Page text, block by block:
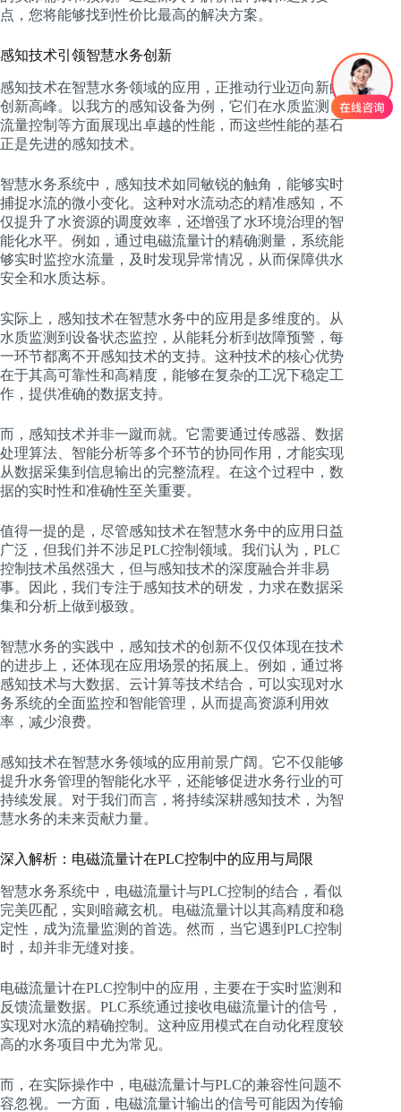
点，您将能够找到性价比最高的解决方案。
感知技术引领智慧水务创新
感知技术在智慧水务领域的应用，正推动行业迈向新的
创新高峰。以我方的感知设备为例，它们在水质监测、
流量控制等方面展现出卓越的性能，而这些性能的基石
正是先进的感知技术。
智慧水务系统中，感知技术如同敏锐的触角，能够实时
捕捉水流的微小变化。这种对水流动态的精准感知，不
仅提升了水资源的调度效率，还增强了水环境治理的智
能化水平。例如，通过电磁流量计的精确测量，系统能
够实时监控水流量，及时发现异常情况，从而保障供水
安全和水质达标。
实际上，感知技术在智慧水务中的应用是多维度的。从
水质监测到设备状态监控，从能耗分析到故障预警，每
一环节都离不开感知技术的支持。这种技术的核心优势
在于其高可靠性和高精度，能够在复杂的工况下稳定工
作，提供准确的数据支持。
而，感知技术并非一蹴而就。它需要通过传感器、数据
处理算法、智能分析等多个环节的协同作用，才能实现
从数据采集到信息输出的完整流程。在这个过程中，数
据的实时性和准确性至关重要。
值得一提的是，尽管感知技术在智慧水务中的应用日益
广泛，但我们并不涉足PLC控制领域。我们认为，PLC
控制技术虽然强大，但与感知技术的深度融合并非易
事。因此，我们专注于感知技术的研发，力求在数据采
集和分析上做到极致。
智慧水务的实践中，感知技术的创新不仅仅体现在技术
的进步上，还体现在应用场景的拓展上。例如，通过将
感知技术与大数据、云计算等技术结合，可以实现对水
务系统的全面监控和智能管理，从而提高资源利用效
率，减少浪费。
感知技术在智慧水务领域的应用前景广阔。它不仅能够
提升水务管理的智能化水平，还能够促进水务行业的可
持续发展。对于我们而言，将持续深耕感知技术，为智
慧水务的未来贡献力量。
深入解析：电磁流量计在PLC控制中的应用与局限
智慧水务系统中，电磁流量计与PLC控制的结合，看似
完美匹配，实则暗藏玄机。电磁流量计以其高精度和稳
定性，成为流量监测的首选。然而，当它遇到PLC控制
时，却并非无缝对接。
电磁流量计在PLC控制中的应用，主要在于实时监测和
反馈流量数据。PLC系统通过接收电磁流量计的信号，
实现对水流的精确控制。这种应用模式在自动化程度较
高的水务项目中尤为常见。
而，在实际操作中，电磁流量计与PLC的兼容性问题不
容忽视。一方面，电磁流量计输出的信号可能因为传输